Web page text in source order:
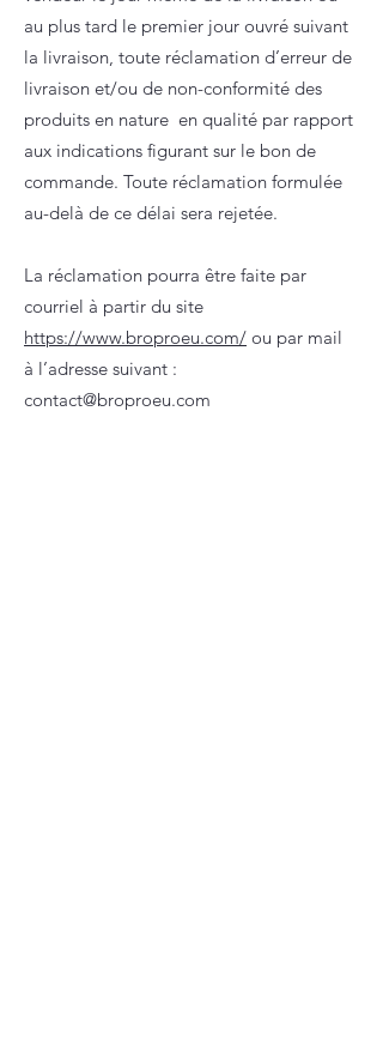
au plus tard le premier jour ouvré suivant
la livraison, toute réclamation d’erreur de
livraison et/ou de non-conformité des
produits en nature en qualité par rapport
aux indications figurant sur le bon de
commande. Toute réclamation formulée
au-delà de ce délai sera rejetée.
La réclamation pourra être faite par
courriel à partir du site
https://www.broproeu.com/ ou par mail
à l’adresse suivant :
contact@broproeu.com